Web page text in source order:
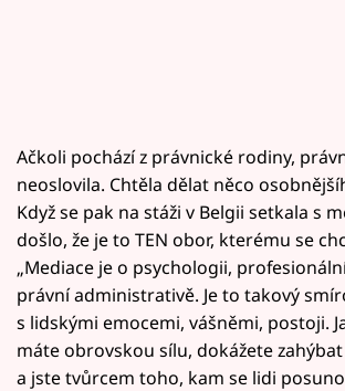
Ačkoli pochází z právnické rodiny,
neoslovila. Chtěla dělat něco
Když se pak na stáži v Belgii setkala s
došlo, že je to TEN obor, kterému se
„Mediace je o psychologii,
právní administrativě. Je to takový
s lidskými emocemi, vášněmi, postoji.
máte obrovskou sílu, dokážete
a jste tvůrcem toho, kam se lidi